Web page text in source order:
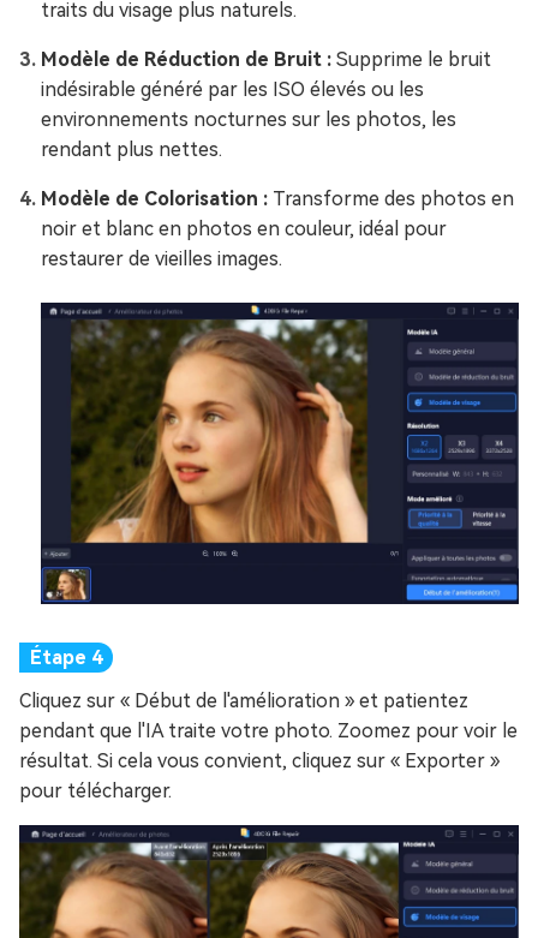
traits du visage plus naturels.
Modèle de Réduction de Bruit : Supprime le bruit
indésirable généré par les ISO élevés ou les
environnements nocturnes sur les photos, les
rendant plus nettes.
Modèle de Colorisation : Transforme des photos en
noir et blanc en photos en couleur, idéal pour
restaurer de vieilles images.
Cliquez sur « Début de l'amélioration » et patientez
pendant que l'IA traite votre photo. Zoomez pour voir le
résultat. Si cela vous convient, cliquez sur « Exporter »
pour télécharger.